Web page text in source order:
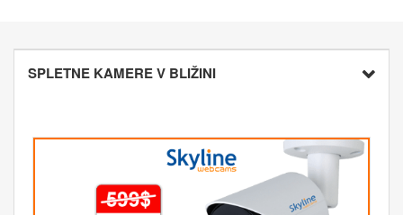
SPLETNE KAMERE V BLIŽINI